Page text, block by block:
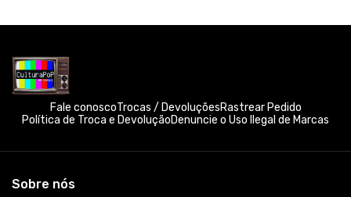
Fale conoscoTrocas / DevoluçõesRastrear Pedido
Política de Troca e DevoluçãoDenuncie o Uso Ilegal de Marcas
Sobre nós